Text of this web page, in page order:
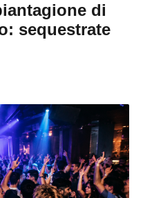
di
sequestrate